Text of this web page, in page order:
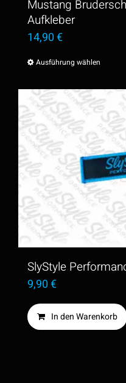
Mustang
Aufkleber
14,90€
Ausführung wählenDieses
weist
auf.
Die
der
SlyStyle
9,90€
In den Warenkorb